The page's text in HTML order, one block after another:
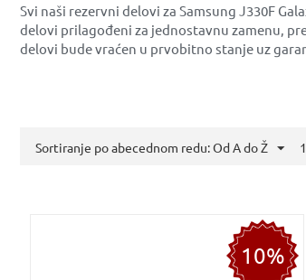
Svi naši rezervni delovi za Samsung J330F
delovi prilagođeni za jednostavnu zamenu,
delovi bude vraćen u prvobitno stanje uz
Sortiranje po abecednom redu: Od A do Ž
10%